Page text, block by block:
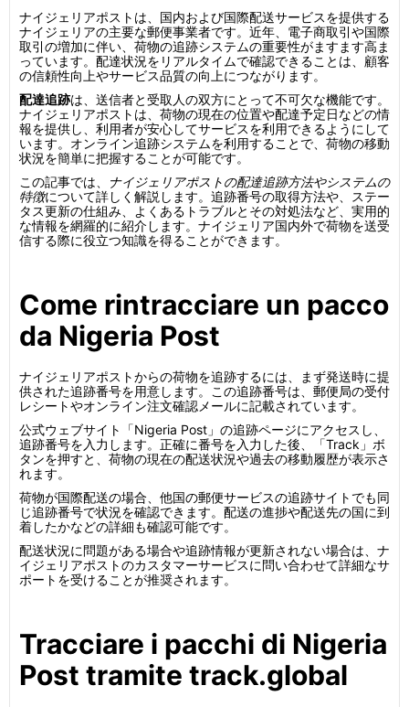
ナイジェリアポストは、国内および国際配送サービスを提供する
ナイジェリアの主要な郵便事業者です。近年、電子商取引や国際
取引の増加に伴い、荷物の追跡システムの重要性がますます高ま
っています。配達状況をリアルタイムで確認できることは、顧客
の信頼性向上やサービス品質の向上につながります。
配達追跡は、送信者と受取人の双方にとって不可欠な機能です。
ナイジェリアポストは、荷物の現在の位置や配達予定日などの情
報を提供し、利用者が安心してサービスを利用できるようにして
います。オンライン追跡システムを利用することで、荷物の移動
状況を簡単に把握することが可能です。
この記事では、
ナイジェリアポストの配達追跡方法やシステムの
特徴について詳しく解説します。追跡番号の取得方法や、ステー
タス更新の仕組み、よくあるトラブルとその対処法など、実用的
な情報を網羅的に紹介します。ナイジェリア国内外で荷物を送受
信する際に役立つ知識を得ることができます。
Come rintracciare un pacco
da Nigeria Post
ナイジェリアポストからの荷物を追跡するには、まず発送時に提
供された追跡番号を用意します。この追跡番号は、郵便局の受付
レシートやオンライン注文確認メールに記載されています。
公式ウェブサイト「Nigeria Post」の追跡ページにアクセスし、
追跡番号を入力します。正確に番号を入力した後、「Track」ボ
タンを押すと、荷物の現在の配送状況や過去の移動履歴が表示さ
れます。
荷物が国際配送の場合、他国の郵便サービスの追跡サイトでも同
じ追跡番号で状況を確認できます。配送の進捗や配送先の国に到
着したかなどの詳細も確認可能です。
配送状況に問題がある場合や追跡情報が更新されない場合は、ナ
イジェリアポストのカスタマーサービスに問い合わせて詳細なサ
ポートを受けることが推奨されます。
Tracciare i pacchi di Nigeria
Post tramite track.global